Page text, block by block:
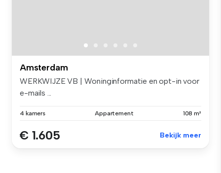
Amsterdam
WERKWIJZE VB | Woninginformatie en opt-in voor
e-mails ...
4 kamers Appartement 108 m²
€ 1.605 Bekijk meer